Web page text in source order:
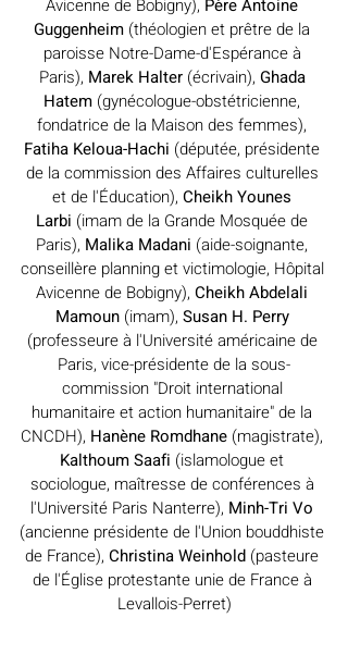
Avicenne de Bobigny), Père Antoine
Guggenheim (théologien et prêtre de la
paroisse Notre-Dame-d'Espérance à
Paris), Marek Halter (écrivain), Ghada
Hatem (gynécologue-obstétricienne,
fondatrice de la Maison des femmes),
Fatiha Keloua-Hachi (députée, présidente
de la commission des Affaires culturelles
et de l'Éducation), Cheikh Younes
Larbi (imam de la Grande Mosquée de
Paris), Malika Madani (aide-soignante,
conseillère planning et victimologie, Hôpital
Avicenne de Bobigny), Cheikh Abdelali
Mamoun (imam), Susan H. Perry
(professeure à l'Université américaine de
Paris, vice-présidente de la sous-
commission "Droit international
humanitaire et action humanitaire" de la
CNCDH), Hanène Romdhane (magistrate),
Kalthoum Saafi (islamologue et
sociologue, maîtresse de conférences à
l'Université Paris Nanterre), Minh-Tri Vo
(ancienne présidente de l'Union bouddhiste
de France), Christina Weinhold (pasteure
de l'Église protestante unie de France à
Levallois-Perret)